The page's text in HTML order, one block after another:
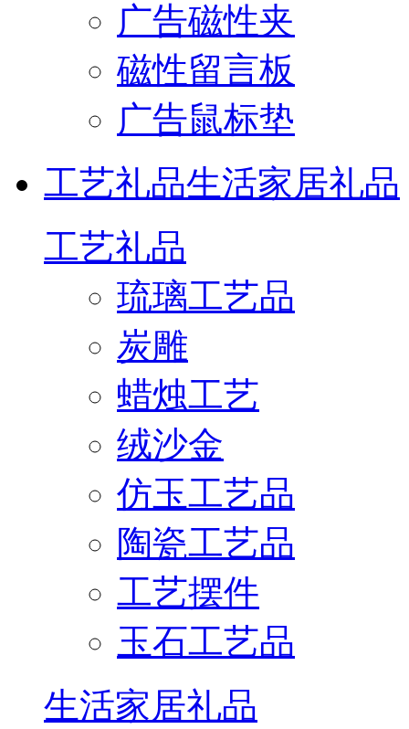
广告磁性夹
磁性留言板
广告鼠标垫
工艺礼品生活家居礼品
工艺礼品
琉璃工艺品
炭雕
蜡烛工艺
绒沙金
仿玉工艺品
陶瓷工艺品
工艺摆件
玉石工艺品
生活家居礼品